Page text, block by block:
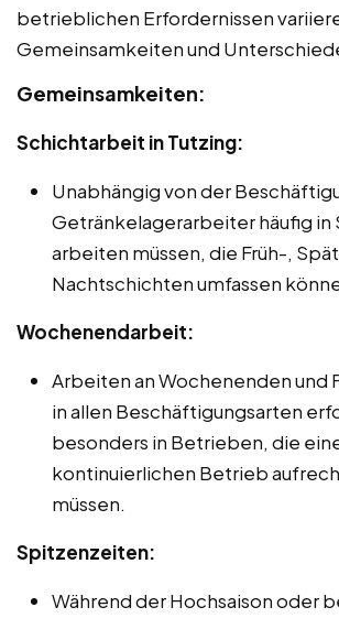
betrieblichen Erfordernissen
Gemeinsamkeiten und
Gemeinsamkeiten:
Schichtarbeit in Tutzing:
Unabhängig von der
Getränkelagerarbeiter häufig in
arbeiten müssen, die Früh-,
Nachtschichten umfassen
Wochenendarbeit:
Arbeiten an Wochenenden und
in allen Beschäftigungsarten
besonders in Betrieben, die
kontinuierlichen Betrieb
müssen.
Spitzenzeiten:
Während der Hochsaison oder